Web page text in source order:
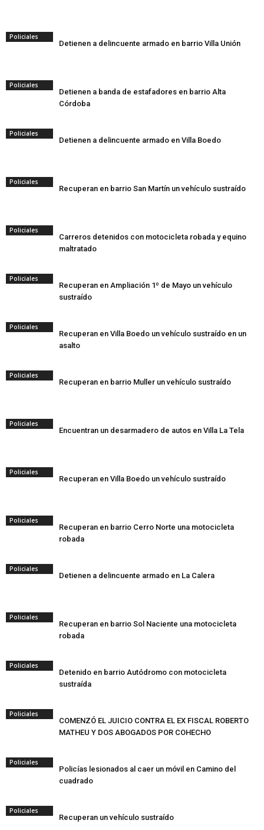
Policiales
Detienen a delincuente armado en barrio Villa Unión
Policiales
Detienen a banda de estafadores en barrio Alta
Córdoba
Policiales
Detienen a delincuente armado en Villa Boedo
Policiales
Recuperan en barrio San Martín un vehículo sustraído
Policiales
Carreros detenidos con motocicleta robada y equino
maltratado
Policiales
Recuperan en Ampliación 1º de Mayo un vehículo
sustraído
Policiales
Recuperan en Villa Boedo un vehículo sustraído en un
asalto
Policiales
Recuperan en barrio Muller un vehículo sustraído
Policiales
Encuentran un desarmadero de autos en Villa La Tela
Policiales
Recuperan en Villa Boedo un vehículo sustraído
Policiales
Recuperan en barrio Cerro Norte una motocicleta
robada
Policiales
Detienen a delincuente armado en La Calera
Policiales
Recuperan en barrio Sol Naciente una motocicleta
robada
Policiales
Detenido en barrio Autódromo con motocicleta
sustraída
Policiales
COMENZÓ EL JUICIO CONTRA EL EX FISCAL ROBERTO
MATHEU Y DOS ABOGADOS POR COHECHO
Policiales
Policías lesionados al caer un móvil en Camino del
cuadrado
Policiales
Recuperan un vehículo sustraído